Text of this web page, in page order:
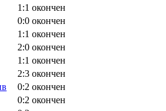
1:1 окончен
0:0 окончен
1:1 окончен
2:0 окончен
1:1 окончен
2:3 окончен
0:2 окончен
0:2 окончен